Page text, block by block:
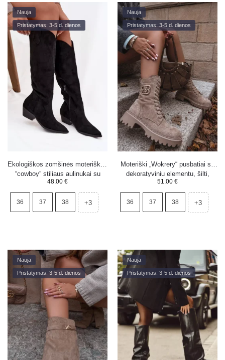
Nauja
Pristatymas: 3-5 d. dienos
Ekologiškos zomšinės moteriškos
“cowboy” stiliaus aulinukai su
kulniuku, juodi Jenaya
48.00 €
36 37 38 +3
Nauja
Pristatymas: 3-5 d. dienos
Moteriški „Wokrery“ pusbatiai su
dekoratyviniu elementu, šilti,
smėlio spalvos „Kalindra“
51.00 €
36 37 38 +3
Nauja
Pristatymas: 3-5 d. dienos
Nauja
Pristatymas: 3-5 d. dienos